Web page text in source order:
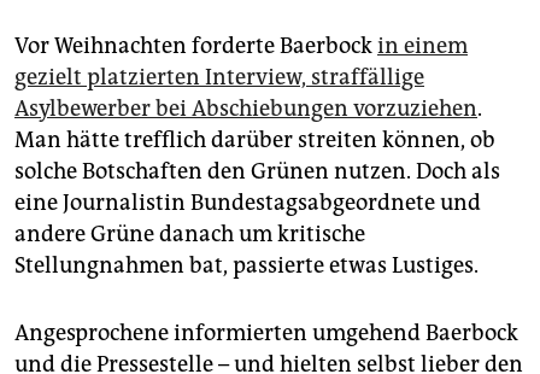
Vor Weihnachten forderte Baerbockin einem
gezielt platzierten Interview, straffällige
Asylbewerber bei Abschiebungen vorzuziehen.
Man hätte trefflich darüber streiten können, ob
solche Botschaften den Grünen nutzen. Doch als
eine Journalistin Bundestagsabgeordnete und
andere Grüne danach um kritische
Stellungnahmen bat, passierte etwas Lustiges.
Angesprochene informierten umgehend Baerbock
und die Pressestelle – und hielten selbst lieber den